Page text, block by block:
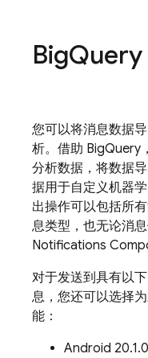
BigQuery
您可以将消息数据
析。借助 BigQuery
分析数据，将数据
据用于自定义机器
出操作可以包括所
息类型，也无论消
Notifications
对于发送到具有以下
息，您还可以选择
能：
Android